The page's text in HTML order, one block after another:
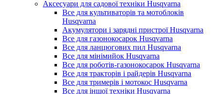
Аксесуари для садової техніки Husqvarna
Все для культиваторів та мотоблоків
Husqvarna
Акумулятори і зарядні пристрої Husqvarna
Все для газонокосарок Husqvarna
Все для ланцюгових пил Husqvarna
Все для мінімийок Husqvarna
Все для роботів-газонокосарок Husqvarna
Все для тракторів і райдерів Husqvarna
Все для тримерів і мотокос Husqvarna
Все для іншої техніки Husqvarna